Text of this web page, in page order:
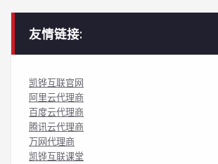
友情链接:
凯铧互联官网
阿里云代理商
百度云代理商
腾讯云代理商
万网代理商
凯铧互联课堂